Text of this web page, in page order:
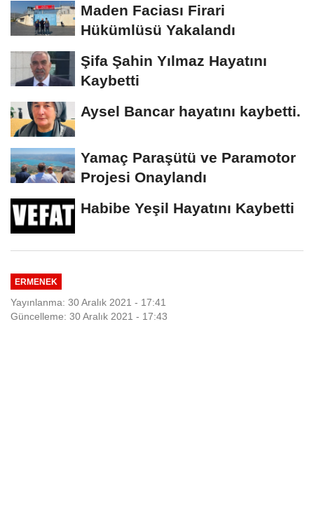
Maden Faciası Firari
Hükümlüsü Yakalandı
Şifa Şahin Yılmaz Hayatını
Kaybetti
Aysel Bancar hayatını kaybetti.
Yamaç Paraşütü ve Paramotor
Projesi Onaylandı
Habibe Yeşil Hayatını Kaybetti
ERMENEK
Yayınlanma: 30 Aralık 2021 - 17:41
Güncelleme: 30 Aralık 2021 - 17:43